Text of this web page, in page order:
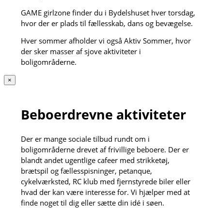
GAME girlzone finder du i Bydelshuset hver torsdag,
hvor der er plads til fællesskab, dans og bevægelse.
Hver sommer afholder vi også Aktiv Sommer, hvor
der sker masser af sjove aktiviteter i
boligområderne.
×
Beboerdrevne aktiviteter
Der er mange sociale tilbud rundt om i
boligområderne drevet af frivillige beboere. Der er
blandt andet ugentlige cafeer med strikketøj,
brætspil og fællesspisninger, petanque,
cykelværksted, RC klub med fjernstyrede biler eller
hvad der kan være interesse for. Vi hjælper med at
finde noget til dig eller sætte din idé i søen.